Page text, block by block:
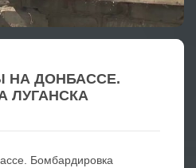
НА ДОНБАССЕ.
ЛУГАНСКА
Бомбардировка